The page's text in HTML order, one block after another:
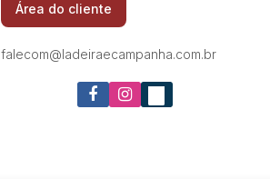
Área do cliente
falecom@ladeiraecampanha.com.br